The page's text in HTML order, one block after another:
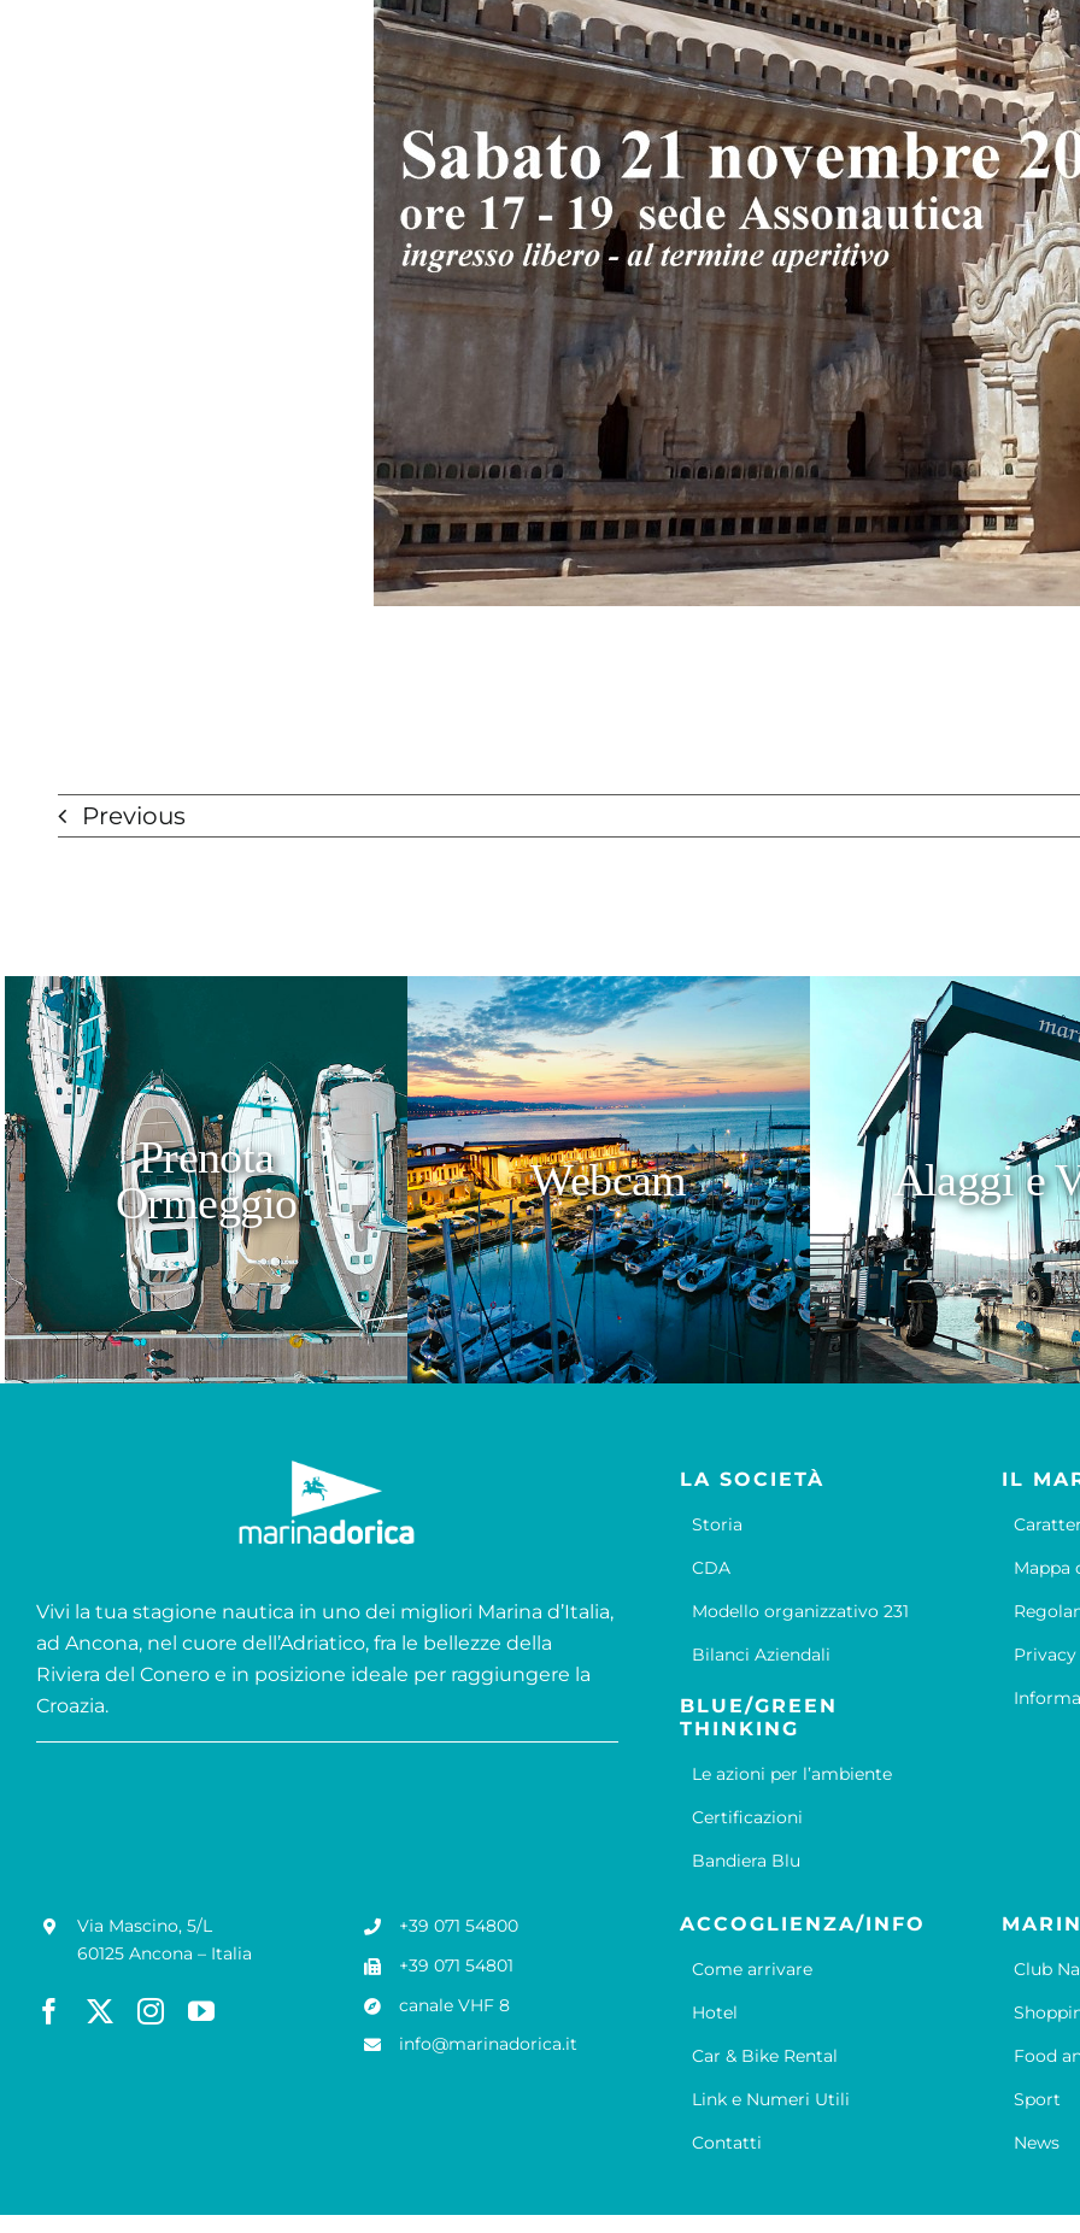
Previous
Prenota
Ormeggio
Webcam Alaggi e
Vivi la tua stagione nautica in uno dei migliori Marina d’Italia,
ad Ancona, nel cuore dell’Adriatico, fra le bellezze della
Riviera del Conero e in posizione ideale per raggiungere la
Croazia.
LA SOCIETÀ
Storia
CDA
Modello organizzativo 231
Bilanci Aziendali
BLUE/GREEN
THINKING
Le azioni per l’ambiente
Certificazioni
Bandiera Blu
IL
Mappa
Via Mascino, 5/L
60125 Ancona – Italia
+39 071 54800
+39 071 54801
canale VHF 8
info@marinadorica.it
ACCOGLIENZA/INFO
Come arrivare
Hotel
Car & Bike Rental
Link e Numeri Utili
Contatti
Club
Food
Sport
News